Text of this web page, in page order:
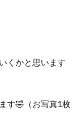
くかと思います
す🤣（お写真1枚